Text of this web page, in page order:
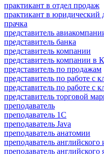
практикант в отдел продаж
практикант в юридический
прачка
представитель
представитель банка
представитель компании
представитель компании в
представитель по продажам
представитель по работе с
представитель по работе с
представитель торговой
преподаватель
преподаватель 1С
преподаватель Java
преподаватель анатомии
преподаватель английского
преподаватель английского